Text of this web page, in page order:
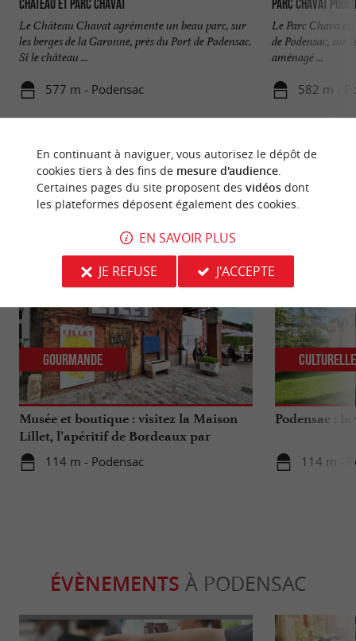
Château et Parc Chavat
Le Château Chavat agrémente un beau parc, sur
les berges de la Garonne, près du Port de Podensac.
Si le château ...
577 m - Podensac
Parc Chavat
Le Parc Chava
de Podensac, sur
aménagé ...
582 m -
NOUS AVONS TESTÉPOUR VOUS
Musée et boutique : visitez la Maison
Lillet, l’apéritif de Bordeaux par
excellence
114 m - Podensac
Gourmande
Podensac :
114 m -
Culturelle
ÉVÈNEMENTS À PODENSAC
En continuant à naviguer, vous autorisez le dépôt de
cookies tiers à des fins de mesure d'audience.
Certaines pages du site proposent des vidéosdont
les plateformes déposent également des cookies.
EN SAVOIR PLUS
JE REFUSE
J'ACCEPTE